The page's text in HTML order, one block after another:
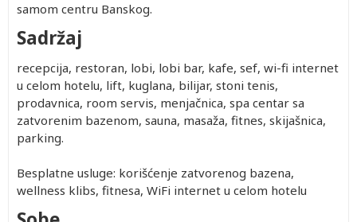
samom centru Banskog.
Sadržaj
recepcija, restoran, lobi, lobi bar, kafe, sef, wi-fi internet
u celom hotelu, lift, kuglana, bilijar, stoni tenis,
prodavnica, room servis, menjačnica, spa centar sa
zatvorenim bazenom, sauna, masaža, fitnes, skijašnica,
parking.
Besplatne usluge: korišćenje zatvorenog bazena,
wellness klibs, fitnesa, WiFi internet u celom hotelu